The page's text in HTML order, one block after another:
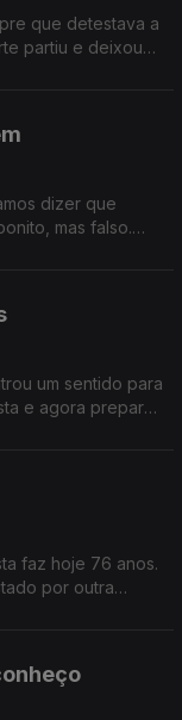
que detestava a
partiu e deixou
dizer que
mas falso.
um sentido para
e agora prepara
faz hoje 76 anos.
por outra